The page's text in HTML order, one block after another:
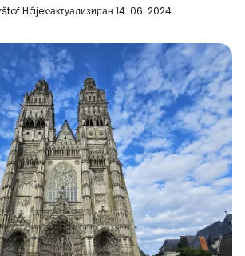
Hájekактуализиран 14. 06. 2024
Продължете с Facebook
Продължете с имейл